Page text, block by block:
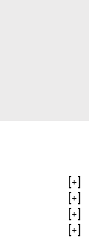
[+]
[+]
[+]
[+]